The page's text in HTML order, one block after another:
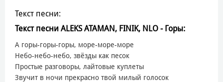
Текст песни:
Текст песни ALEKS ATAMAN, FINIK, NLO - Горы:
А горы-горы-горы, море-море-море
Небо-небо-небо, звёзды как песок
Простые разговоры, лайтовые куплеты
Звучит в ночи прекрасно твой милый голосок